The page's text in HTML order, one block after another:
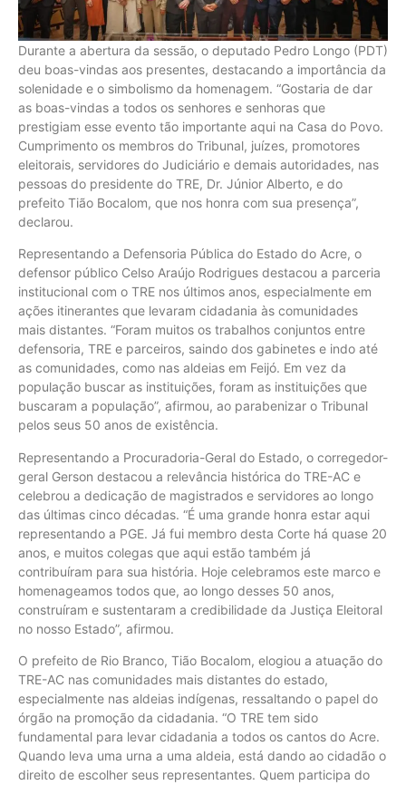
Durante a abertura da sessão, o deputado Pedro Longo (PDT)
deu boas-vindas aos presentes, destacando a importância da
solenidade e o simbolismo da homenagem. “Gostaria de dar
as boas-vindas a todos os senhores e senhoras que
prestigiam esse evento tão importante aqui na Casa do Povo.
Cumprimento os membros do Tribunal, juízes, promotores
eleitorais, servidores do Judiciário e demais autoridades, nas
pessoas do presidente do TRE, Dr. Júnior Alberto, e do
prefeito Tião Bocalom, que nos honra com sua presença”,
declarou.
Representando a Defensoria Pública do Estado do Acre, o
defensor público Celso Araújo Rodrigues destacou a parceria
institucional com o TRE nos últimos anos, especialmente em
ações itinerantes que levaram cidadania às comunidades
mais distantes. “Foram muitos os trabalhos conjuntos entre
defensoria, TRE e parceiros, saindo dos gabinetes e indo até
as comunidades, como nas aldeias em Feijó. Em vez da
população buscar as instituições, foram as instituições que
buscaram a população”, afirmou, ao parabenizar o Tribunal
pelos seus 50 anos de existência.
Representando a Procuradoria-Geral do Estado, o corregedor-
geral Gerson destacou a relevância histórica do TRE-AC e
celebrou a dedicação de magistrados e servidores ao longo
das últimas cinco décadas. “É uma grande honra estar aqui
representando a PGE. Já fui membro desta Corte há quase 20
anos, e muitos colegas que aqui estão também já
contribuíram para sua história. Hoje celebramos este marco e
homenageamos todos que, ao longo desses 50 anos,
construíram e sustentaram a credibilidade da Justiça Eleitoral
no nosso Estado”, afirmou.
O prefeito de Rio Branco, Tião Bocalom, elogiou a atuação do
TRE-AC nas comunidades mais distantes do estado,
especialmente nas aldeias indígenas, ressaltando o papel do
órgão na promoção da cidadania. “O TRE tem sido
fundamental para levar cidadania a todos os cantos do Acre.
Quando leva uma urna a uma aldeia, está dando ao cidadão o
direito de escolher seus representantes. Quem participa do